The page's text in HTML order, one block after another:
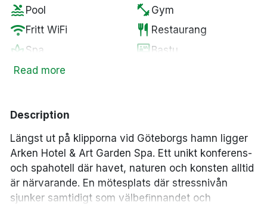
pool Pool fitness_center Gym
wifiFritt WiFi restaurant Restaurang
spa Spa saunaBastu
petsHusdjur tillåtna
Read more
Description
Längst ut på klipporna vid Göteborgs hamn ligger
Arken Hotel & Art Garden Spa. Ett unikt konferens-
och spahotell där havet, naturen och konsten alltid
är närvarande. En mötesplats där stressnivån
sjunker samtidigt som välbeﬁnnandet och